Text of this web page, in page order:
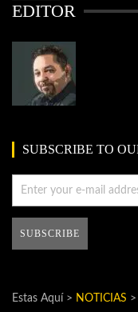
EDITOR
SUBSCRIBE TO
Estas Aquí > NOTICIAS >